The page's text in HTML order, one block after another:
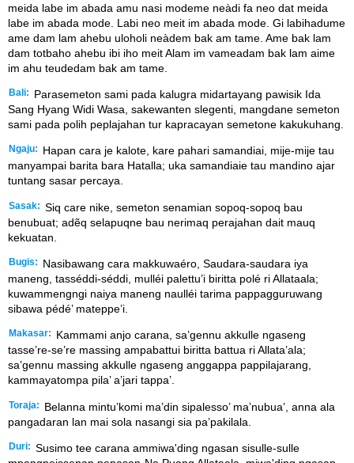
meida labe im abada amu nasi modeme neàdi fa neo dat meida
labe im abada mode. Labi neo meit im abada mode. Gi labihadume
ame dam lam ahebu uloholi neàdem bak am tame. Ame bak lam
dam totbaho ahebu ibi iho meit Alam im vameadam bak lam aime
im ahu teudedam bak am tame.
Bali:
Parasemeton sami pada kalugra midartayang pawisik Ida
Sang Hyang Widi Wasa, sakewanten slegenti, mangdane semeton
sami pada polih peplajahan tur kapracayan semetone kakukuhang.
Ngaju:
Hapan cara je kalote, kare pahari samandiai, mije-mije tau
manyampai barita bara Hatalla; uka samandiaie tau mandino ajar
tuntang sasar percaya.
Sasak: Siq care nike, semeton senamian sopoq-sopoq bau
benubuat; adẽq selapuqne bau nerimaq perajahan dait mauq
kekuatan.
Bugis:
Nasibawang cara makkuwaéro, Saudara-saudara iya
maneng, tasséddi-séddi, mulléi palettu’i biritta polé ri Allataala;
kuwammengngi naiya maneng naulléi tarima pappagguruwang
sibawa pédé’ mateppe’i.
Makasar:
Kammami anjo carana, sa’gennu akkulle ngaseng
tasse’re-se’re massing ampabattui biritta battua ri Allata’ala;
sa’gennu massing akkulle ngaseng anggappa pappilajarang,
kammayatompa pila’ a’jari tappa’.
Toraja:
Belanna mintu’komi ma’din sipalesso’ ma’nubua’, anna ala
pangadaran lan mai sola nasangi sia pa’pakilala.
Duri: Susimo tee carana ammiwa'ding ngasan sisulle-sulle